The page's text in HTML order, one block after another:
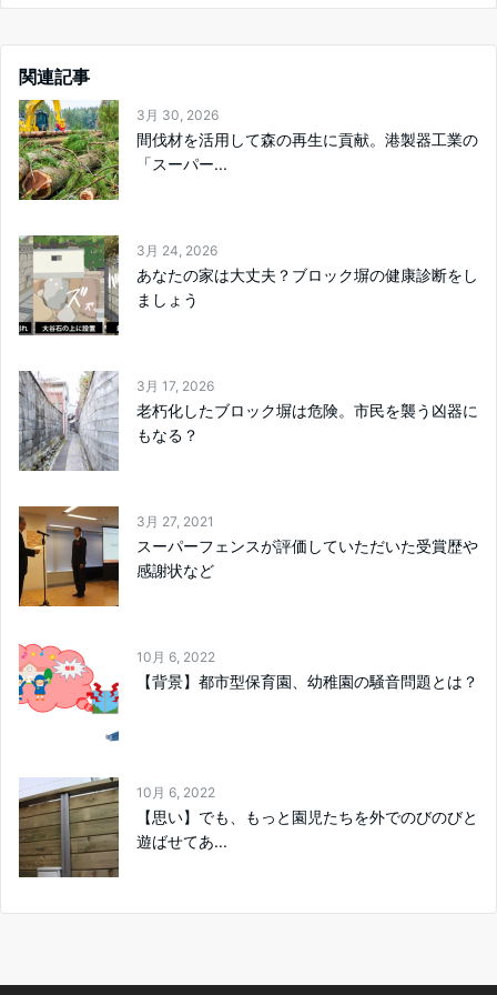
関連記事
3月 30, 2026
間伐材を活用して森の再生に貢献。港製器工業の
「スーパー...
3月 24, 2026
あなたの家は大丈夫？ブロック塀の健康診断をし
ましょう
3月 17, 2026
老朽化したブロック塀は危険。市民を襲う凶器に
もなる？
3月 27, 2021
スーパーフェンスが評価していただいた受賞歴や
感謝状など
10月 6, 2022
【背景】都市型保育園、幼稚園の騒音問題とは？
10月 6, 2022
【思い】でも、もっと園児たちを外でのびのびと
遊ばせてあ...